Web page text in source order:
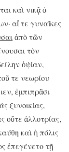
καὶ νικᾷ ὁ
αἵ τε γυναῖκες
ἀπὸ τῶν
τὸν
ὀψίαν,
τε νεωρίου
ἐμπιπρᾶσι
ξυνοικίας,
οὔτε ἀλλοτρίας,
καὶ ἡ πόλις
ἐπεγένετο τῇ